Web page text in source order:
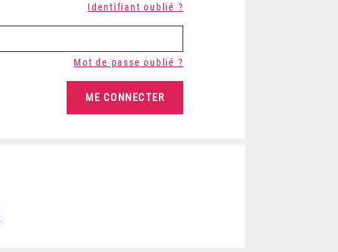
Identifiant oublié ?
Mot de passe oublié ?